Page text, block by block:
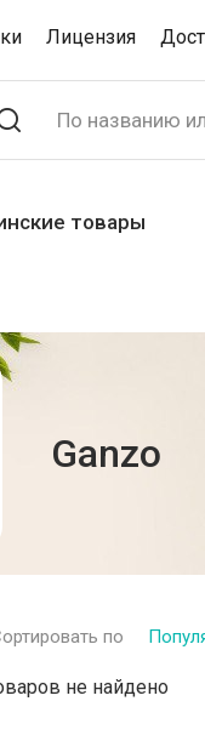
Лицензия
По названию
товары
Ganzo
по
не найдено